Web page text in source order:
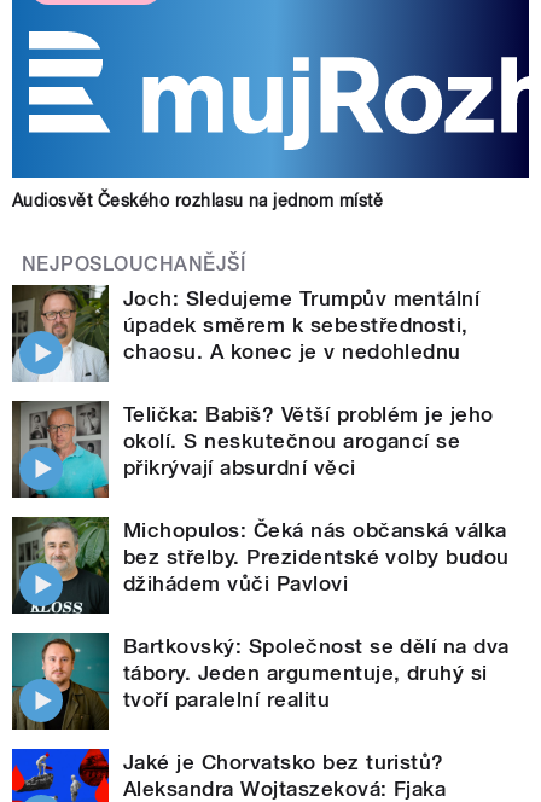
Audiosvět Českého rozhlasu na jednom místě
NEJPOSLOUCHANĚJŠÍ
Joch: Sledujeme Trumpův mentální
úpadek směrem k sebestřednosti,
chaosu. A konec je v nedohlednu
Telička: Babiš? Větší problém je jeho
okolí. S neskutečnou arogancí se
přikrývají absurdní věci
Michopulos: Čeká nás občanská válka
bez střelby. Prezidentské volby budou
džihádem vůči Pavlovi
Bartkovský: Společnost se dělí na dva
tábory. Jeden argumentuje, druhý si
tvoří paralelní realitu
Jaké je Chorvatsko bez turistů?
Aleksandra Wojtaszeková: Fjaka